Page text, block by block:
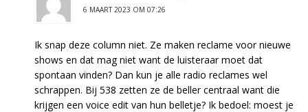
6 MAART 2023 OM 07:26
Ik snap deze column niet. Ze maken reclame voor nieuwe
shows en dat mag niet want de luisteraar moet dat
spontaan vinden? Dan kun je alle radio reclames wel
schrappen. Bij 538 zetten ze de beller centraal want die
krijgen een voice edit van hun belletje? Ik bedoel: moest je